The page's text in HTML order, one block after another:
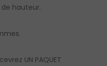
hauteur.
UN PAQUET